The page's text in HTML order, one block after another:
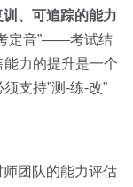
训、可追踪的能力
定音”——考试结
力的提升是一个
支持”测-练-改”
团队的能力评估